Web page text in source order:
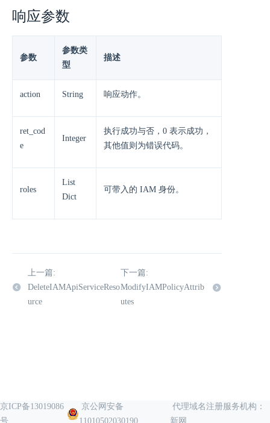
响应参数
参数
参数类
型
描述
action String 响应动作。
ret_cod
e
Integer
执行成功与否，0 表示成功，
其他值则为错误代码。
roles
List
Dict
可带入的 IAM 身份。
上一篇:
DeleteIAMApiServiceReso
urce
下一篇:
ModifyIAMPolicyAttrib
utes
京ICP备13019086
号
京公网安备
11010502030190
代理域名注册服务机构：
新网